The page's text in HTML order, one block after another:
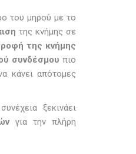
του μηρού με το
της κνήμης σε
της κνήμης
συνδέσμου πιο
κάνει απότομες
ξεκινάει
για την πλήρη